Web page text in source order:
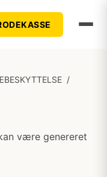
/
være genereret